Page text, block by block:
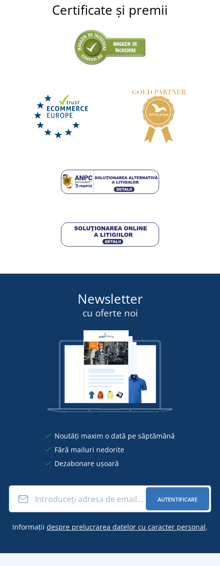
Certificate și premii
Newsletter
cu oferte noi
Noutăți maxim o dată pe săptămână
Fără mailuri nedorite
Dezabonare ușoară
AUTENTIFICARE
Informații despre prelucrarea datelor cu caracter personal.